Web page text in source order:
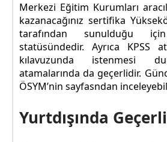
Merkezi Eğitim Kurumları
kazanacağınız sertifika
tarafından sunulduğu
statüsündedir. Ayrıca KPSS
kılavuzunda istenmesi
atamalarında da geçerlidir.
ÖSYM’nin sayfasndan
Yurtdışında